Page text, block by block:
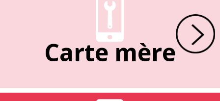
Carte mère